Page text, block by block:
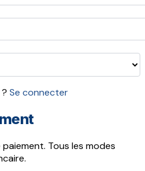
Se connecter
Tous les modes